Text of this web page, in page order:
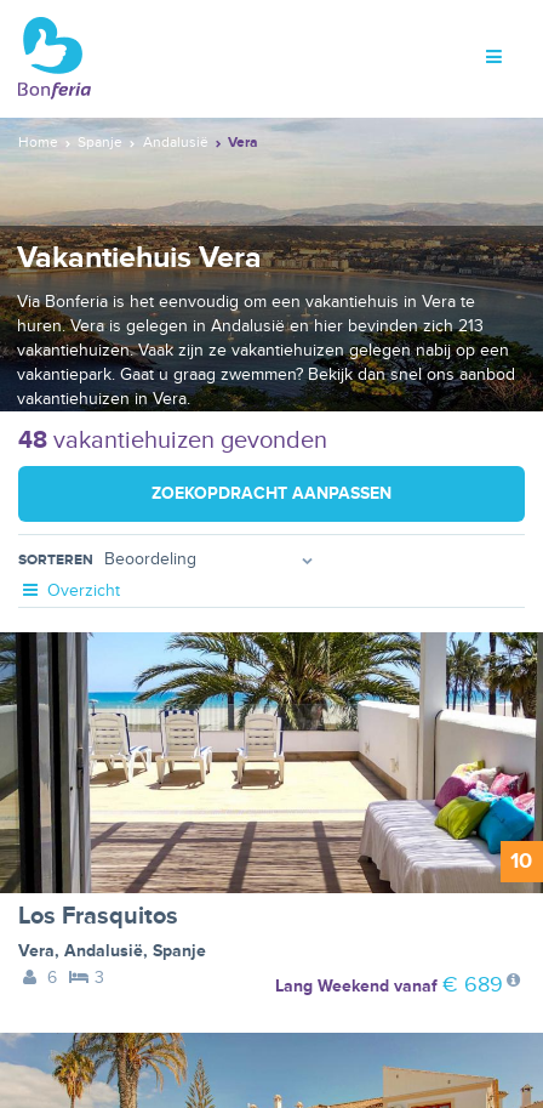
Home Spanje Andalusië Vera
Vakantiehuis Vera
Via Bonferia is het eenvoudig om een vakantiehuis in Vera te
huren. Vera is gelegen in Andalusië en hier bevinden zich 213
vakantiehuizen. Vaak zijn ze vakantiehuizen gelegen nabij op een
vakantiepark. Gaat u graag zwemmen? Bekijk dan snel ons aanbod
vakantiehuizen in Vera.
48 vakantiehuizen gevonden
ZOEKOPDRACHT AANPASSEN
SORTEREN
Overzicht
10
Los Frasquitos
Vera, Andalusië, Spanje
6
3 Lang Weekendvanaf € 689